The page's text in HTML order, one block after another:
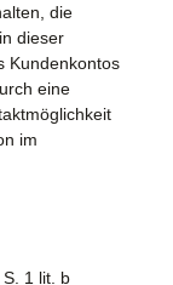
die
dieser
Kundenkontos
eine
im
1 lit. b